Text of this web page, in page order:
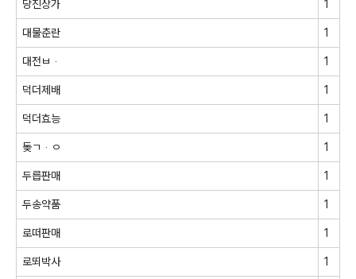
당진상가 1
대물춘란 1
대전ㅂᆞ 1
덕더제배 1
덕더효능 1
돚ㄱᆞㅇ 1
두릅판매 1
두송약품 1
로떠판매 1
로뙤박사 1